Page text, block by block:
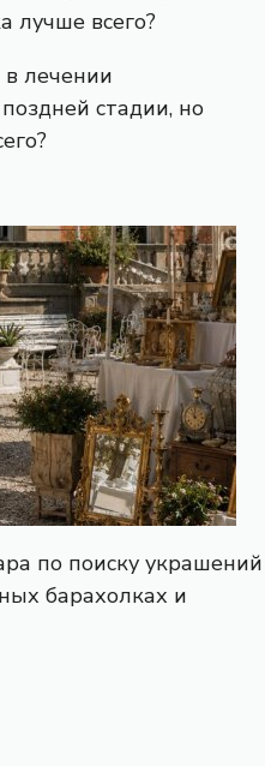
лечении
стадии, но
по поиску украшений
барахолках и